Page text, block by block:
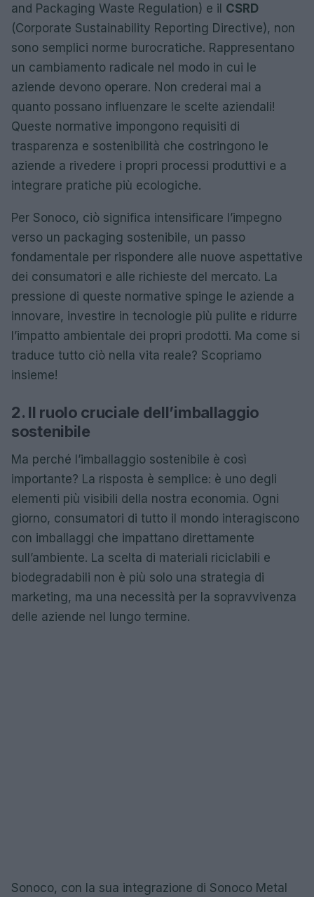
and Packaging Waste Regulation) e il CSRD
(Corporate Sustainability Reporting Directive), non
sono semplici norme burocratiche. Rappresentano
un cambiamento radicale nel modo in cui le
aziende devono operare. Non crederai mai a
quanto possano influenzare le scelte aziendali!
Queste normative impongono requisiti di
trasparenza e sostenibilità che costringono le
aziende a rivedere i propri processi produttivi e a
integrare pratiche più ecologiche.
Per Sonoco, ciò significa intensificare l’impegno
verso un packaging sostenibile, un passo
fondamentale per rispondere alle nuove aspettative
dei consumatori e alle richieste del mercato. La
pressione di queste normative spinge le aziende a
innovare, investire in tecnologie più pulite e ridurre
l’impatto ambientale dei propri prodotti. Ma come si
traduce tutto ciò nella vita reale? Scopriamo
insieme!
2. Il ruolo cruciale dell’imballaggio
sostenibile
Ma perché l’imballaggio sostenibile è così
importante? La risposta è semplice: è uno degli
elementi più visibili della nostra economia. Ogni
giorno, consumatori di tutto il mondo interagiscono
con imballaggi che impattano direttamente
sull’ambiente. La scelta di materiali riciclabili e
biodegradabili non è più solo una strategia di
marketing, ma una necessità per la sopravvivenza
delle aziende nel lungo termine.
Sonoco, con la sua integrazione di Sonoco Metal